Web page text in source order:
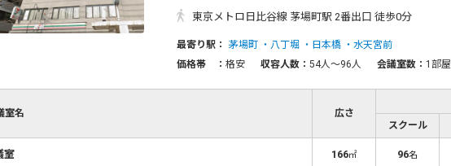
東京メトロ日比谷線 茅場町駅 2番出口 徒歩0分
最寄り駅： 茅場町 八丁堀 日本橋
水天宮前
価格帯 ： 格安 収容人数： 54人〜96人 会議室数： 1部屋
室名 広さ
スクール
室 166㎡ 96名